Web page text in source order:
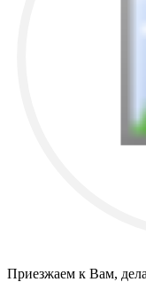
Приезжаем к Вам,